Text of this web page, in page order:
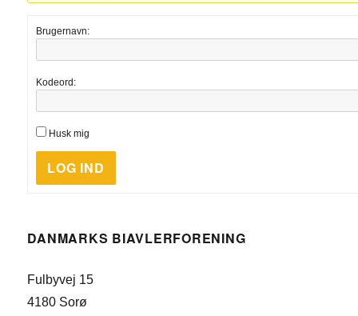
Brugernavn:
Kodeord:
Husk mig
LOG IND
DANMARKS BIAVLERFORENING
Fulbyvej 15
4180 Sorø